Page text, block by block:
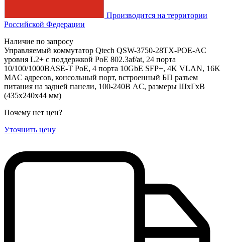
Производится на территории
Российской Федерации
Наличие по запросу
Управляемый коммутатор Qtech QSW-3750-28TX-POE-AC
уровня L2+ с поддержкой PoE 802.3af/at, 24 порта
10/100/1000BASE-T PoE, 4 порта 10GbE SFP+, 4K VLAN, 16K
MAC адресов, консольный порт, встроенный БП разъем
питания на задней панели, 100-240В AC, размеры ШхГхВ
(435x240x44 мм)
Почему нет цен?
Уточнить цену